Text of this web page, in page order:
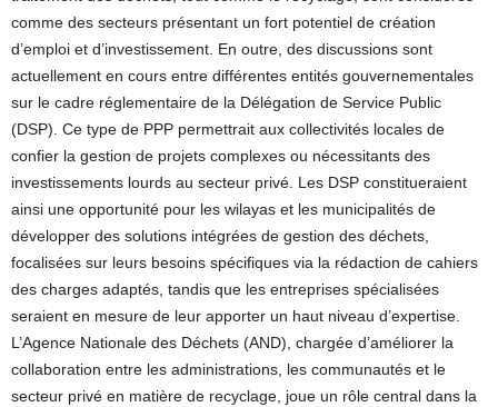
comme des secteurs présentant un fort potentiel de création
d’emploi et d’investissement. En outre, des discussions sont
actuellement en cours entre différentes entités gouvernementales
sur le cadre réglementaire de la Délégation de Service Public
(DSP). Ce type de PPP permettrait aux collectivités locales de
confier la gestion de projets complexes ou nécessitants des
investissements lourds au secteur privé. Les DSP constitueraient
ainsi une opportunité pour les wilayas et les municipalités de
développer des solutions intégrées de gestion des déchets,
focalisées sur leurs besoins spécifiques via la rédaction de cahiers
des charges adaptés, tandis que les entreprises spécialisées
seraient en mesure de leur apporter un haut niveau d’expertise.
L’Agence Nationale des Déchets (AND), chargée d’améliorer la
collaboration entre les administrations, les communautés et le
secteur privé en matière de recyclage, joue un rôle central dans la